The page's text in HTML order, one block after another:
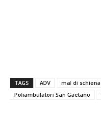
TAGS ADV mal di schiena
Poliambulatori San Gaetano